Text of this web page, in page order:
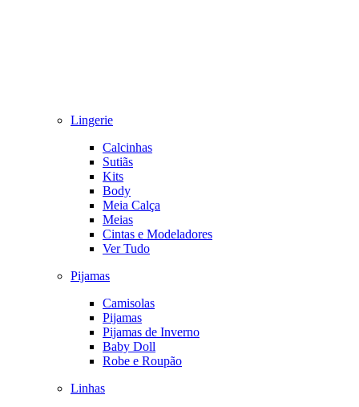
Lingerie
Calcinhas
Sutiãs
Kits
Body
Meia Calça
Meias
Cintas e Modeladores
Ver Tudo
Pijamas
Camisolas
Pijamas
Pijamas de Inverno
Baby Doll
Robe e Roupão
Linhas